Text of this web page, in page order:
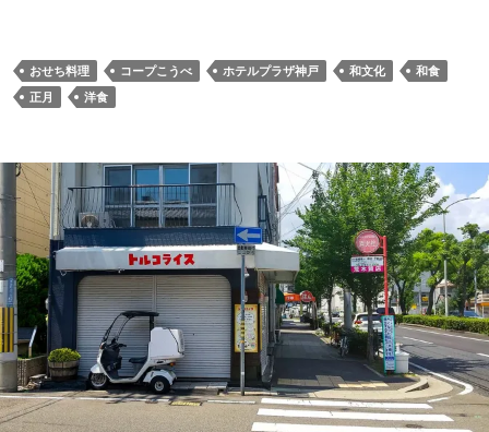
み
中…
おせち料理 コープこうべ ホテルプラザ神戸 和文化
和食
正月
洋食